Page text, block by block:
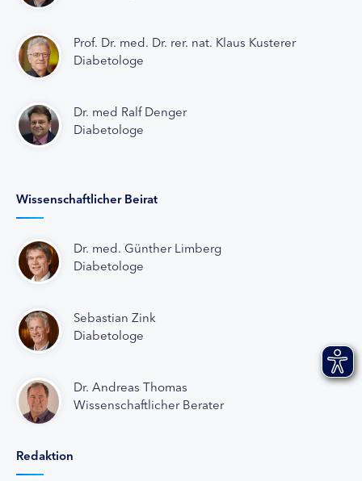
Prof. Dr. med. Dr. rer. nat. Klaus Kusterer
Diabetologe
Dr. med Ralf Denger
Diabetologe
Wissenschaftlicher Beirat
Dr. med. Günther Limberg
Diabetologe
Sebastian Zink
Diabetologe
Dr. Andreas Thomas
Wissenschaftlicher Berater
Redaktion